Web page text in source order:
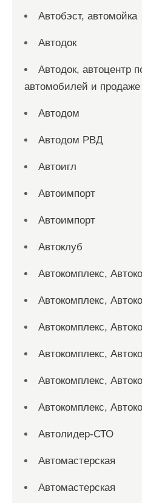
Автобэст, автомойка
Автодок
Автодок, автоцентр
автомобилей и продаже
Автодом
Автодом РВД
Автоигл
Автоимпорт
Автоимпорт
Автоклуб
Автокомплекс,
Автокомплекс,
Автокомплекс,
Автокомплекс,
Автокомплекс,
Автокомплекс,
Автолидер-СТО
Автомастерская
Автомастерская